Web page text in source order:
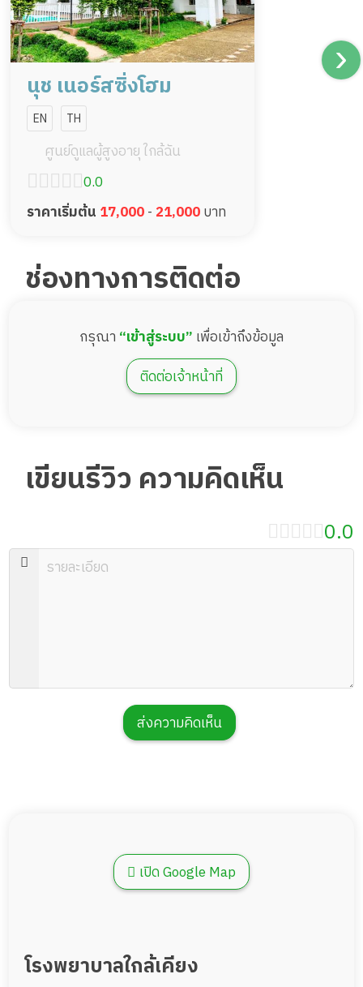
นุช เนอร์สซิ่งโฮม
EN TH
ศูนย์ดูแลผู้สูงอายุ ใกล้ฉัน
0.0
ราคาเริ่มต้น 17,000- 21,000บาท
ช่องทางการติดต่อ
กรุณา “เข้าสู่ระบบ” เพื่อเข้าถึงข้อมูล
ติดต่อเจ้าหน้าที่
เขียนรีวิว ความคิดเห็น
0.0
ส่งความคิดเห็น
เปิด Google Map
โรงพยาบาลใกล้เคียง